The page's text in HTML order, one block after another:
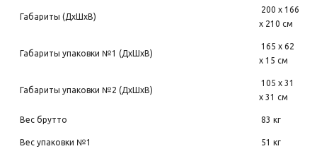
Габариты (ДхШхВ)
200 х 166
х 210 см
Габариты упаковки №1 (ДхШхВ)
165 х 62
х 15 см
Габариты упаковки №2 (ДхШхВ)
105 х 31
х 31 см
Вес брутто 83 кг
Вес упаковки №1 51 кг